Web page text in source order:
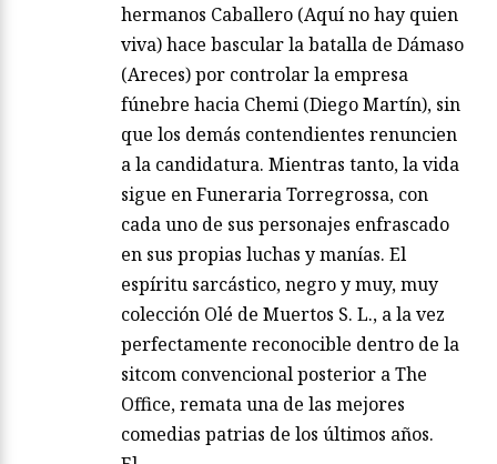
hermanos Caballero (Aquí no hay quien
viva) hace bascular la batalla de Dámaso
(Areces) por controlar la empresa
fúnebre hacia Chemi (Diego Martín), sin
que los demás contendientes renuncien
a la candidatura. Mientras tanto, la vida
sigue en Funeraria Torregrossa, con
cada uno de sus personajes enfrascado
en sus propias luchas y manías. El
espíritu sarcástico, negro y muy, muy
colección Olé de Muertos S. L., a la vez
perfectamente reconocible dentro de la
sitcom convencional posterior a The
Office, remata una de las mejores
comedias patrias de los últimos años.